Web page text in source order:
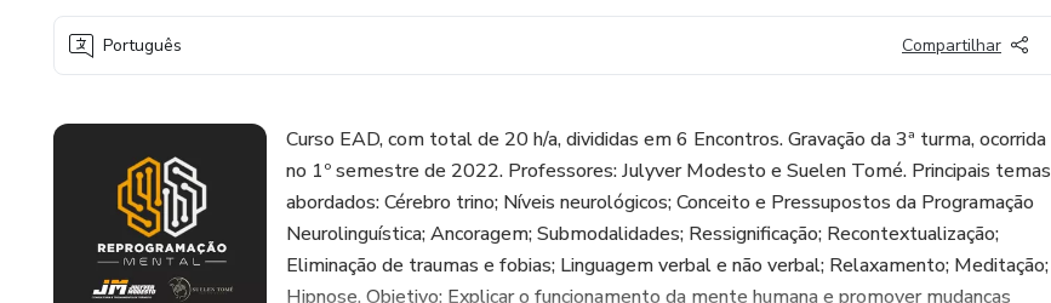
Português Compartilhar
Curso EAD, com total de 20 h/a, divididas em 6 Encontros. Gravação da 3ª turma, ocorrida
no 1º semestre de 2022. Professores: Julyver Modesto e Suelen Tomé. Principais temas
abordados: Cérebro trino; Níveis neurológicos; Conceito e Pressupostos da Programação
Neurolinguística; Ancoragem; Submodalidades; Ressignificação; Recontextualização;
Eliminação de traumas e fobias; Linguagem verbal e não verbal; Relaxamento; Meditação;
Hipnose. Objetivo: Explicar o funcionamento da mente humana e promover mudanças